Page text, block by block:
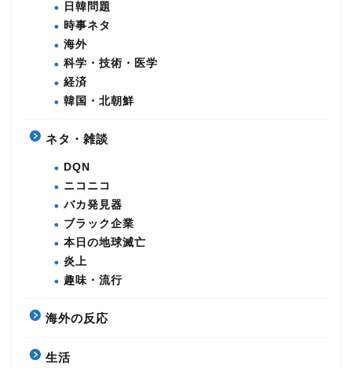
日韓問題
時事ネタ
海外
科学・技術・医学
経済
韓国・北朝鮮
ネタ・雑談
DQN
ニコニコ
バカ発見器
ブラック企業
本日の地球滅亡
炎上
趣味・流行
海外の反応
生活